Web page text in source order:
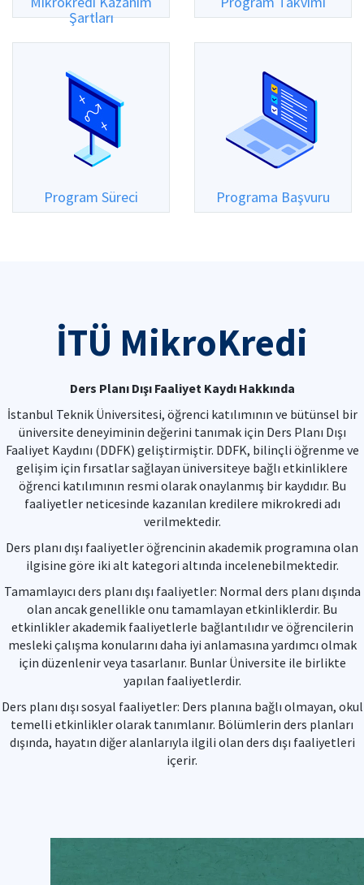
Şartları
Program Süreci Programa Başvuru
İTÜ MikroKredi
Ders Planı Dışı Faaliyet Kaydı Hakkında
İstanbul Teknik Üniversitesi, öğrenci katılımının ve bütünsel bir
üniversite deneyiminin değerini tanımak için Ders Planı Dışı
Faaliyet Kaydını (DDFK) geliştirmiştir. DDFK, bilinçli öğrenme ve
gelişim için fırsatlar sağlayan üniversiteye bağlı etkinliklere
öğrenci katılımının resmi olarak onaylanmış bir kaydıdır. Bu
faaliyetler neticesinde kazanılan kredilere mikrokredi adı
verilmektedir.
Ders planı dışı faaliyetler öğrencinin akademik programına olan
ilgisine göre iki alt kategori altında incelenebilmektedir.
Tamamlayıcı ders planı dışı faaliyetler: Normal ders planı dışında
olan ancak genellikle onu tamamlayan etkinliklerdir. Bu
etkinlikler akademik faaliyetlerle bağlantılıdır ve öğrencilerin
mesleki çalışma konularını daha iyi anlamasına yardımcı olmak
için düzenlenir veya tasarlanır. Bunlar Üniversite ile birlikte
yapılan faaliyetlerdir.
Ders planı dışı sosyal faaliyetler: Ders planına bağlı olmayan, okul
temelli etkinlikler olarak tanımlanır. Bölümlerin ders planları
dışında, hayatın diğer alanlarıyla ilgili olan ders dışı faaliyetleri
içerir.